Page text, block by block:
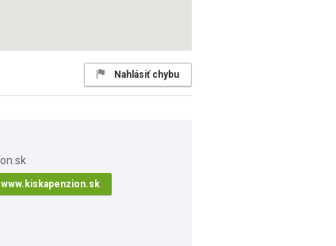
Nahlásiť chybu
www.kiskapenzion.sk